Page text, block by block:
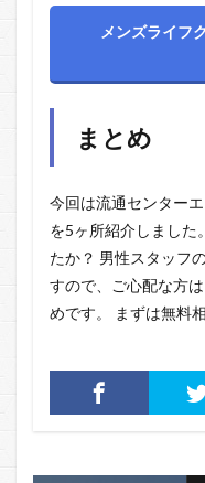
メンズライフ
まとめ
今回は流通センター
を5ヶ所紹介しました
たか？ 男性スタッフ
すので、ご心配な方
めです。 まずは無料